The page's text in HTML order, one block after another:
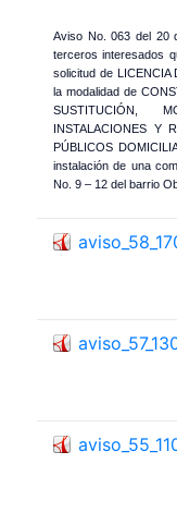
Aviso No. 063 del 20
terceros interesados
solicitud de LICENCIA
la modalidad de
SUSTITUCIÓN,
INSTALACIONES Y
PÚBLICOS
instalación de una
No. 9 – 12 del barrio